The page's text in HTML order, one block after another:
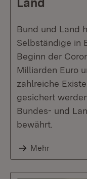
Bund und Land
Selbständige in
Beginn der
Milliarden Euro
zahlreiche
gesichert
Bundes- und
bewährt.
Mehr